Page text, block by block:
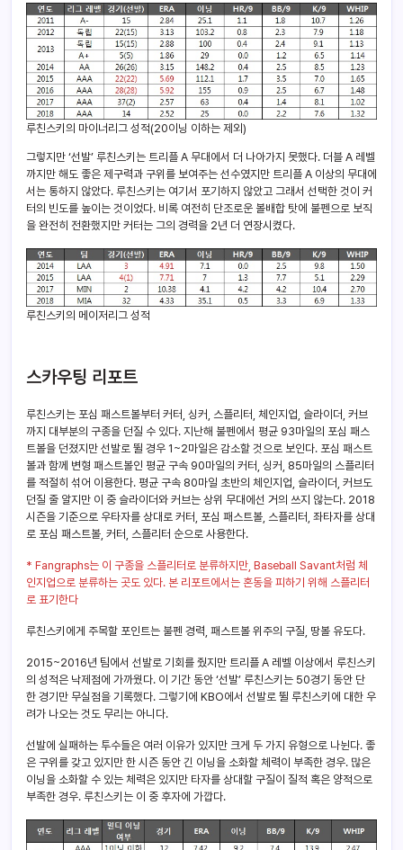
루친스키의 마이너리그 성적(20이닝 이하는 제외)
그렇지만 ‘선발’ 루친스키는 트리플 A 무대에서 더 나아가지 못했다. 더블 A 레벨
까지만 해도 좋은 제구력과 구위를 보여주는 선수였지만 트리플 A 이상의 무대에
서는 통하지 않았다. 루친스키는 여기서 포기하지 않았고 그래서 선택한 것이 커
터의 빈도를 높이는 것이었다. 비록 여전히 단조로운 볼배합 탓에 불펜으로 보직
을 완전히 전환했지만 커터는 그의 경력을 2년 더 연장시켰다.
루친스키의 메이저리그 성적
스카우팅 리포트
루친스키는 포심 패스트볼부터 커터, 싱커, 스플리터, 체인지업, 슬라이더, 커브
까지 대부분의 구종을 던질 수 있다. 지난해 불펜에서 평균 93마일의 포심 패스
트볼을 던졌지만 선발로 뛸 경우 1~2마일은 감소할 것으로 보인다. 포심 패스트
볼과 함께 변형 패스트볼인 평균 구속 90마일의 커터, 싱커, 85마일의 스플리터
를 적절히 섞어 이용한다. 평균 구속 80마일 초반의 체인지업, 슬라이더, 커브도
던질 줄 알지만 이 중 슬라이더와 커브는 상위 무대에선 거의 쓰지 않는다. 2018
시즌을 기준으로 우타자를 상대로 커터, 포심 패스트볼, 스플리터, 좌타자를 상대
로 포심 패스트볼, 커터, 스플리터 순으로 사용한다.
* Fangraphs는 이 구종을 스플리터로 분류하지만, Baseball Savant처럼 체
인지업으로 분류하는 곳도 있다. 본 리포트에서는 혼동을 피하기 위해 스플리터
로 표기한다
루친스키에게 주목할 포인트는 불펜 경력, 패스트볼 위주의 구질, 땅볼 유도다.
2015~2016년 팀에서 선발로 기회를 줬지만 트리플 A 레벨 이상에서 루친스키
의 성적은 낙제점에 가까웠다. 이 기간 동안 ‘선발’ 루친스키는 50경기 동안 단
한 경기만 무실점을 기록했다. 그렇기에 KBO에서 선발로 뛸 루친스키에 대한 우
려가 나오는 것도 무리는 아니다.
선발에 실패하는 투수들은 여러 이유가 있지만 크게 두 가지 유형으로 나뉜다. 좋
은 구위를 갖고 있지만 한 시즌 동안 긴 이닝을 소화할 체력이 부족한 경우. 많은
이닝을 소화할 수 있는 체력은 있지만 타자를 상대할 구질이 질적 혹은 양적으로
부족한 경우. 루친스키는 이 중 후자에 가깝다.